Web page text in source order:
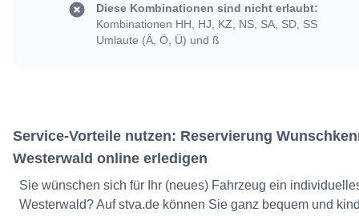
Diese Kombinationen sind nicht erlaubt:
Kombinationen HH, HJ, KZ, NS, SA, SD, SS
Umlaute (Ä, Ö, Ü) und ß
Service-Vorteile nutzen: Reservierung
Westerwald online erledigen
Sie wünschen sich für Ihr (neues) Fahrzeug ein
Westerwald? Auf stva.de können Sie ganz bequem und